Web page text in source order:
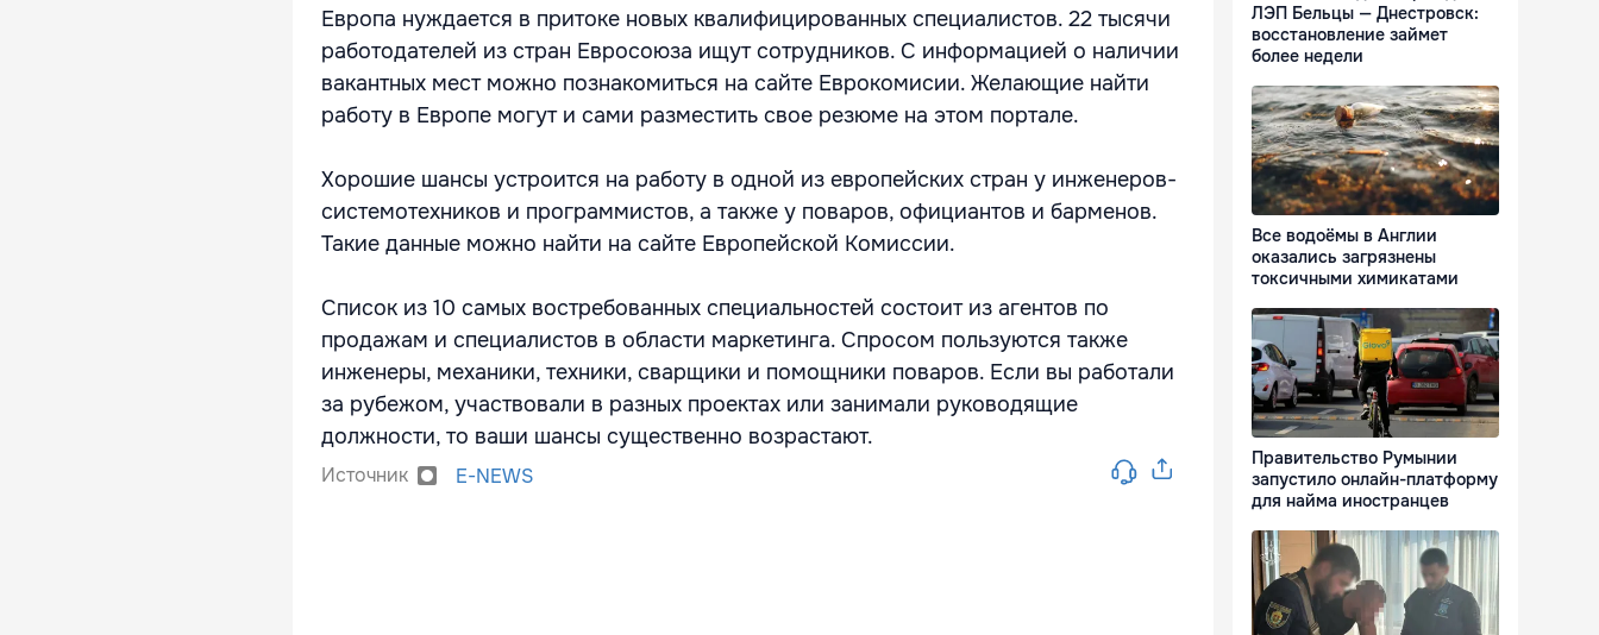
Европа нуждается в притоке новых квалифицированных специалистов. 22 тысячи
работодателей из стран Евросоюза ищут сотрудников. С информацией о наличии
вакантных мест можно познакомиться на сайте Еврокомисии. Желающие найти
работу в Европе могут и сами разместить свое резюме на этом портале.
Хорошие шансы устроится на работу в одной из европейских стран у инженеров-
системотехников и программистов, а также у поваров, официантов и барменов.
Такие данные можно найти на сайте Европейской Комиссии.
Список из 10 самых востребованных специальностей состоит из агентов по
продажам и специалистов в области маркетинга. Спросом пользуются также
инженеры, механики, техники, сварщики и помощники поваров. Если вы работали
за рубежом, участвовали в разных проектах или занимали руководящие
должности, то ваши шансы существенно возрастают.
Источник E-NEWS
ЛЭП Бельцы — Днестровск:
восстановление займет
более недели
Все водоёмы в Англии
оказались загрязнены
токсичными химикатами
Правительство Румынии
запустило онлайн-платформу
для найма иностранцев